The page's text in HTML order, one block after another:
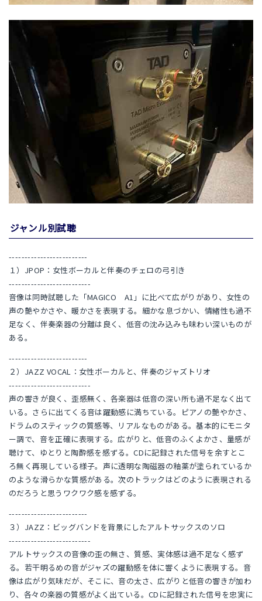
ジャンル別試聴
-------------------------
１）JPOP：女性ボーカルと伴奏のチェロの弓引き
--------------------------
音像は同時試聴した「MAGICO A1」に比べて広がりがあり、女性の
声の艶やかさや、暖かさを表現する。細かな息づかい、情緒性も過不
足なく、伴奏楽器の分離は良く、低音の沈み込みも味わい深いものが
ある。
-------------------------
２）JAZZ VOCAL：女性ボーカルと、伴奏のジャズトリオ
--------------------------
声の響きが良く、歪感無く、各楽器は低音の深い所も過不足なく出て
いる。さらに出てくる音は躍動感に満ちている。ピアノの艶やかさ、
ドラムのスティックの質感等、リアルなものがある。基本的にモニタ
ー調で、音を正確に表現する。広がりと、低音のふくよかさ、量感が
聴けて、ゆとりと陶酔感を感ずる。CDに記録された信号を余すとこ
ろ無く再現している様子。声に透明な陶磁器の釉薬が塗られているか
のような滑らかな質感がある。次のトラックはどのように表現される
のだろうと思うワクワク感を感ずる。
-------------------------
３）JAZZ：ビッグバンドを背景にしたアルトサックスのソロ
--------------------------
アルトサックスの音像の歪の無さ、質感、実体感は過不足なく感ず
る。若干明るめの音がジャズの躍動感を体に響くように表現する。音
像は広がり気味だが、そこに、音の太さ、広がりと低音の響きが加わ
り、各々の楽器の質感がよく出ている。CDに記録された信号を忠実に